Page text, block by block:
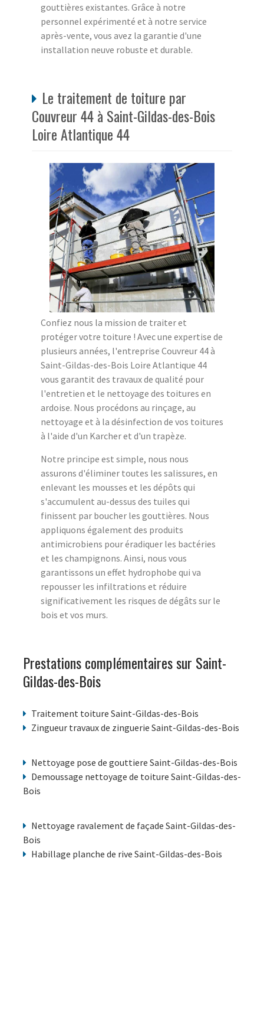
gouttières existantes. Grâce à notre
personnel expérimenté et à notre service
après-vente, vous avez la garantie d'une
installation neuve robuste et durable.
Le traitement de toiture par
Couvreur 44 à Saint-Gildas-des-Bois
Loire Atlantique 44
Confiez nous la mission de traiter et
protéger votre toiture ! Avec une expertise de
plusieurs années, l'entreprise Couvreur 44 à
Saint-Gildas-des-Bois Loire Atlantique 44
vous garantit des travaux de qualité pour
l'entretien et le nettoyage des toitures en
ardoise. Nous procédons au rinçage, au
nettoyage et à la désinfection de vos toitures
à l'aide d'un Karcher et d'un trapèze.
Notre principe est simple, nous nous
assurons d'éliminer toutes les salissures, en
enlevant les mousses et les dépôts qui
s'accumulent au-dessus des tuiles qui
finissent par boucher les gouttières. Nous
appliquons également des produits
antimicrobiens pour éradiquer les bactéries
et les champignons. Ainsi, nous vous
garantissons un effet hydrophobe qui va
repousser les infiltrations et réduire
significativement les risques de dégâts sur le
bois et vos murs.
Prestations complémentaires sur Saint-
Gildas-des-Bois
Traitement toiture Saint-Gildas-des-Bois
Zingueur travaux de zinguerie Saint-Gildas-des-Bois
Nettoyage pose de gouttiere Saint-Gildas-des-Bois
Demoussage nettoyage de toiture Saint-Gildas-des-
Bois
Nettoyage ravalement de façade Saint-Gildas-des-
Bois
Habillage planche de rive Saint-Gildas-des-Bois